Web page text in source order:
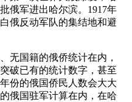
俄军进出哈尔滨。1917年
俄反动军队的集结地和避
无国籍的俄侨统计在内，
破已有的统计数字，甚至
份的俄国侨民人数会大大
俄国驻军计算在内，在哈